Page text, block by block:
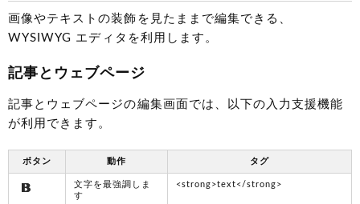
画像やテキストの装飾を見たままで編集できる、
WYSIWYG エディタを利用します。
記事とウェブページ
記事とウェブページの編集画面では、以下の入力支援機能
が利用できます。
ボタン 動作 タグ
文字を最強調しま
す
<strong>text</strong>